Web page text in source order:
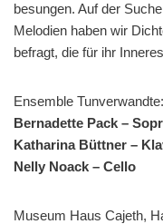
besungen. Auf der
Melodien haben wir
befragt, die für ihr
Ensemble Tunverwandte:
Bernadette Pack –
Katharina Büttner –
Nelly Noack – Cello
Museum Haus Cajeth,